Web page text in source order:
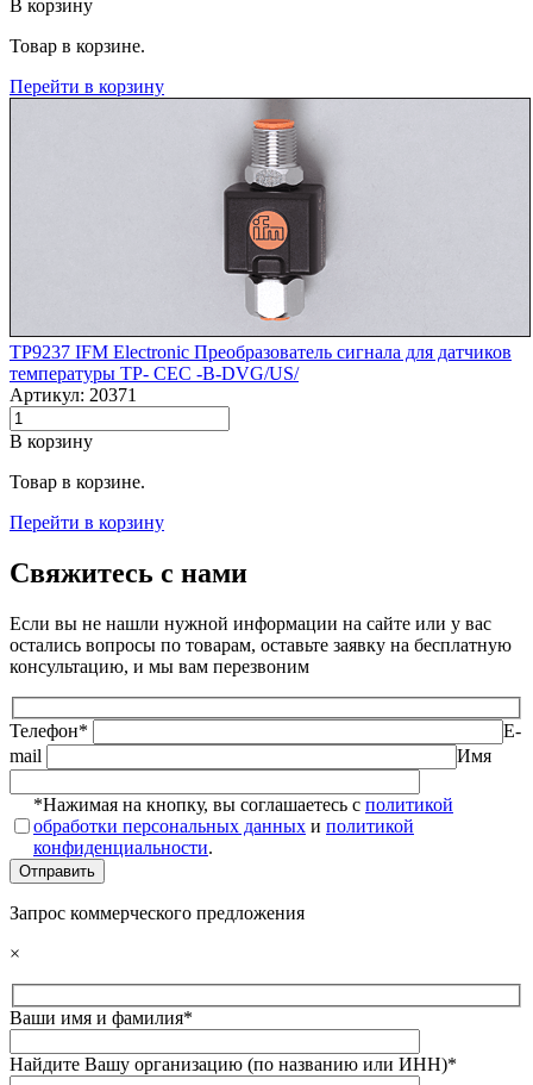
В корзину
Товар в корзине.
Перейти в корзину
TP9237 IFM Electronic Преобразователь сигнала для датчиков
температуры TP- CEC -B-DVG/US/
Артикул: 20371
В корзину
Товар в корзине.
Перейти в корзину
Свяжитесь с нами
Если вы не нашли нужной информации на сайте или у вас
остались вопросы по товарам, оставьте заявку на бесплатную
консультацию, и мы вам перезвоним
Телефон*
E-
mail
Имя
*Нажимая на кнопку, вы соглашаетесь с политикой
обработки персональных данных и политикой
конфиденциальности.
Запрос коммерческого предложения
×
Ваши имя и фамилия*
Найдите Вашу организацию (по названию или ИНН)*